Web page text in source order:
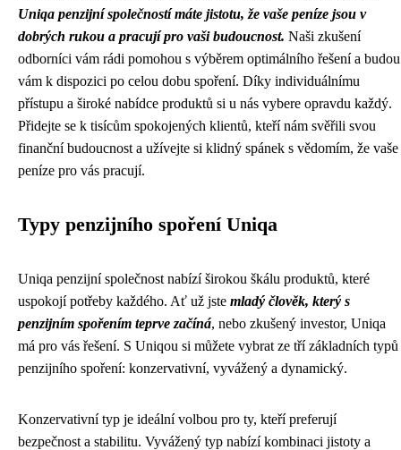
Uniqa penzijní společností máte jistotu, že vaše peníze jsou v
dobrých rukou a pracují pro vaši budoucnost. Naši zkušení
odborníci vám rádi pomohou s výběrem optimálního řešení a budou
vám k dispozici po celou dobu spoření. Díky individuálnímu
přístupu a široké nabídce produktů si u nás vybere opravdu každý.
Přidejte se k tisícům spokojených klientů, kteří nám svěřili svou
finanční budoucnost a užívejte si klidný spánek s vědomím, že vaše
peníze pro vás pracují.
Typy penzijního spoření Uniqa
Uniqa penzijní společnost nabízí širokou škálu produktů, které
uspokojí potřeby každého. Ať už jste mladý člověk, který s
penzijním spořením teprve začíná, nebo zkušený investor, Uniqa
má pro vás řešení. S Uniqou si můžete vybrat ze tří základních typů
penzijního spoření: konzervativní, vyvážený a dynamický.
Konzervativní typ je ideální volbou pro ty, kteří preferují
bezpečnost a stabilitu. Vyvážený typ nabízí kombinaci jistoty a